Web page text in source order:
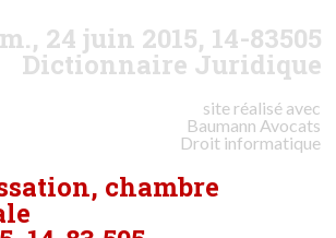
24 juin 2015, 14-83505
Dictionnaire Juridique
site réalisé avec
Baumann Avocats
Droit informatique
chambre